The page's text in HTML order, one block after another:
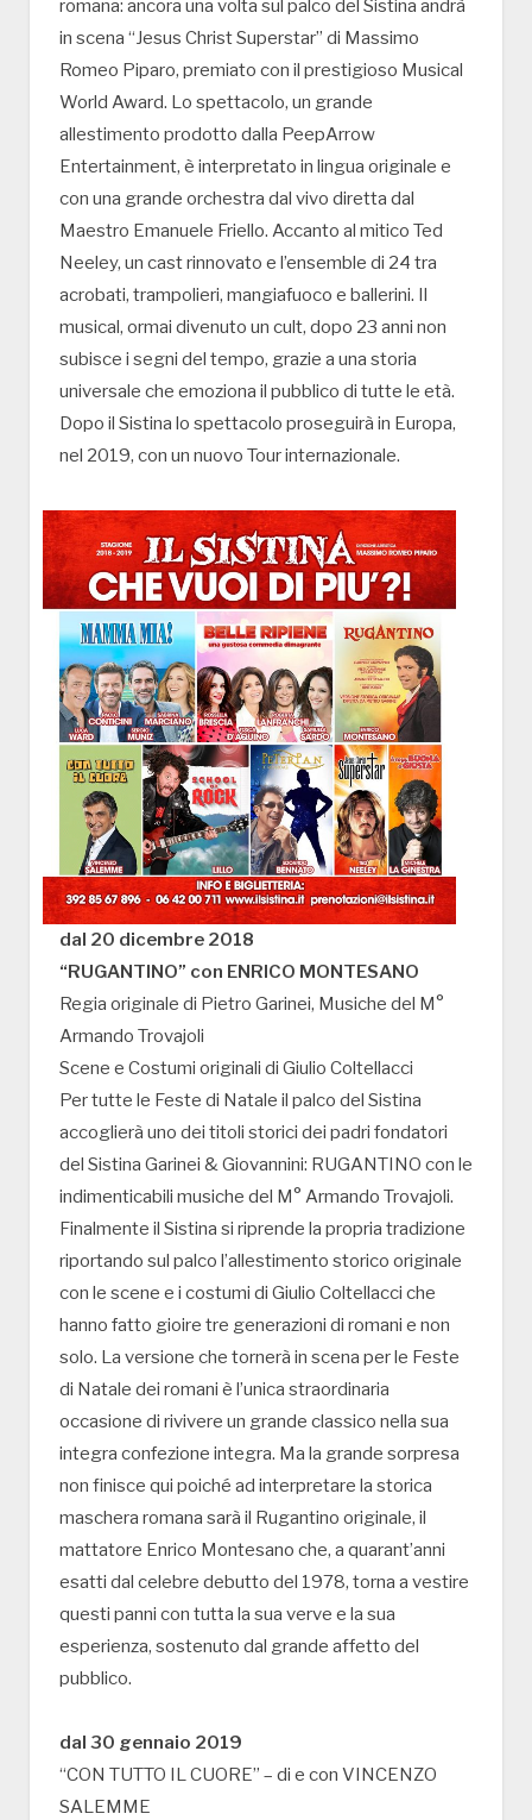
romana: ancora una volta sul palco del Sistina andrà
in scena “Jesus Christ Superstar” di Massimo
Romeo Piparo, premiato con il prestigioso Musical
World Award. Lo spettacolo, un grande
allestimento prodotto dalla PeepArrow
Entertainment, è interpretato in lingua originale e
con una grande orchestra dal vivo diretta dal
Maestro Emanuele Friello. Accanto al mitico Ted
Neeley, un cast rinnovato e l’ensemble di 24 tra
acrobati, trampolieri, mangiafuoco e ballerini. Il
musical, ormai divenuto un cult, dopo 23 anni non
subisce i segni del tempo, grazie a una storia
universale che emoziona il pubblico di tutte le età.
Dopo il Sistina lo spettacolo proseguirà in Europa,
nel 2019, con un nuovo Tour internazionale.
dal 20 dicembre 2018
“RUGANTINO” con ENRICO MONTESANO
Regia originale di Pietro Garinei, Musiche del M°
Armando Trovajoli
Scene e Costumi originali di Giulio Coltellacci
Per tutte le Feste di Natale il palco del Sistina
accoglierà uno dei titoli storici dei padri fondatori
del Sistina Garinei & Giovannini: RUGANTINO con le
indimenticabili musiche del M° Armando Trovajoli.
Finalmente il Sistina si riprende la propria tradizione
riportando sul palco l’allestimento storico originale
con le scene e i costumi di Giulio Coltellacci che
hanno fatto gioire tre generazioni di romani e non
solo. La versione che tornerà in scena per le Feste
di Natale dei romani è l’unica straordinaria
occasione di rivivere un grande classico nella sua
integra confezione integra. Ma la grande sorpresa
non finisce qui poiché ad interpretare la storica
maschera romana sarà il Rugantino originale, il
mattatore Enrico Montesano che, a quarant’anni
esatti dal celebre debutto del 1978, torna a vestire
questi panni con tutta la sua verve e la sua
esperienza, sostenuto dal grande affetto del
pubblico.
dal 30 gennaio 2019
“CON TUTTO IL CUORE” – di e con VINCENZO
SALEMME